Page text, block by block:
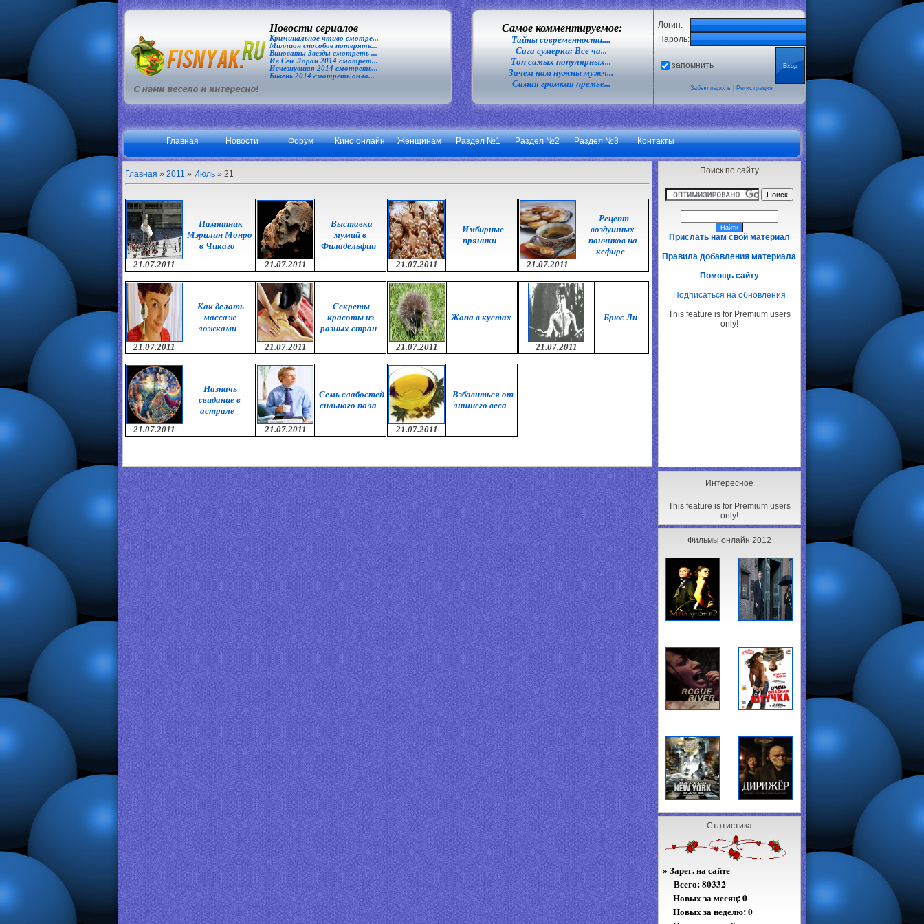
Новости сериалов
Криминальное чтиво смотре...
Миллион способов потерять...
Виноваты Звезды смотреть ...
Ив Сен-Лоран 2014 смотрет...
Исчезнувшая 2014 смотреть...
Бивень 2014 смотреть онла...
Самое комментируемое:
Тайны современности....
Сага сумерки: Все ча...
Топ самых популярных...
Зачем нам нужны мужч...
Самая громкая премье...
Логин:
Пароль:
запомнить
Забыл пароль| Регистрация
Главная Новости Форум Кино онлайн Женщинам Раздел №1 Раздел №2 Раздел №3 Контакты
Поиск по сайту
Прислать нам свой материал
Правила добавления материала
Помощь сайту
Подписаться на обновления
This feature is for Premium users
only!
Интересное
This feature is for Premium users
only!
Фильмы онлайн 2012
Статистика
» Зарег. на сайте
Всего:80332
Новых за месяц: 0
Новых за неделю: 0
Главная » 2011 » Июль » 21
21.07.2011
Памятник
Мэрилин Монро
в Чикаго
21.07.2011
Выставка
мумий в
Филадельфии
21.07.2011
Имбирные
пряники
21.07.2011
Рецепт
воздушных
пончиков на
кефире
21.07.2011
Как делать
массаж
ложками
21.07.2011
Секреты
красоты из
разных стран
21.07.2011
Жопа в кустах
21.07.2011
Брюс Ли
21.07.2011
Назначь
свидание в
астрале
21.07.2011
Семь слабостей
сильного пола
21.07.2011
Bзбавиться от
лишнего веса